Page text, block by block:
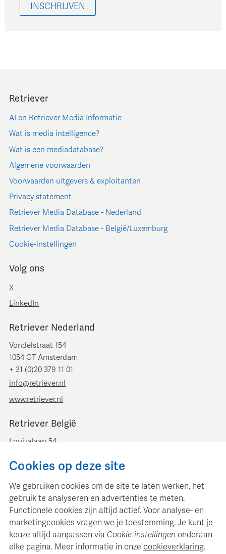
INSCHRIJVEN
Retriever
AI en Retriever Media Informatie
Wat is media intelligence?
Wat is een mediadatabase?
Algemene voorwaarden
Voorwaarden uitgevers & exploitanten
Privacy statement
Retriever Media Database - Nederland
Retriever Media Database - België/Luxemburg
Cookie-instellingen
Volg ons
X
LinkedIn
Retriever Nederland
Vondelstraat 154
1054 GT Amsterdam
+ 31 (0)20 379 11 01
info@retriever.nl
www.retriever.nl
Retriever België
Louizalaan 54
+ 32 (0)2 893 00 52
www.retrievermedia.be
Cookies op deze site
We gebruiken cookies om de site te laten werken, het
gebruik te analyseren en advertenties te meten.
Functionele cookies zijn altijd actief. Voor analyse- en
marketingcookies vragen we je toestemming. Je kunt je
keuze altijd aanpassen via Cookie-instellingen onderaan
elke pagina. Meer informatie in onze cookieverklaring.